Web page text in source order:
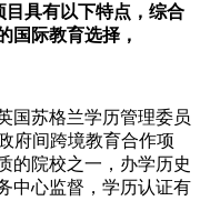
具有以下特点，综合
国际教育选择，
苏格兰学历管理委员
府间跨境教育合作项
的院校之一，办学历史
中心监督，学历认证有